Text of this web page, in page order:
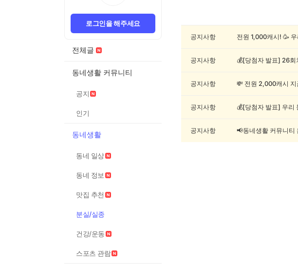
로그인을 해주세요
전체글
동네생활 커뮤니티
공지
인기
동네생활
동네 일상
동네 정보
맛집 추천
분실/실종
건강/운동
스포츠 관람
동
공지사항
공지사항
공지사항
공지사항
공지사항 📢동네생활 커뮤니